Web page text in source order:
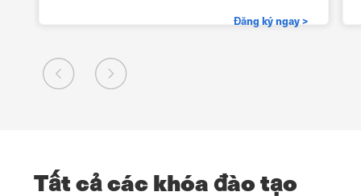
Đăng ký ngay >
Tất cả các khóa đào tạo